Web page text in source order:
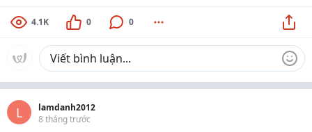
4.1K 0 0
L
lamdanh2012
8 tháng trước